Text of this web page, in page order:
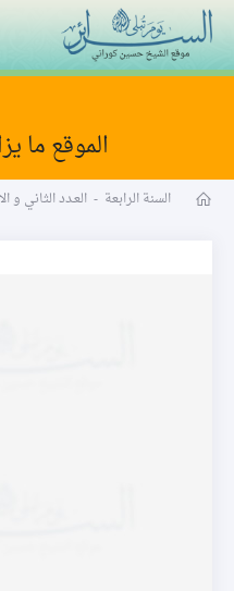
الموقع ما
السنة الرابعة - العـدد الثاني